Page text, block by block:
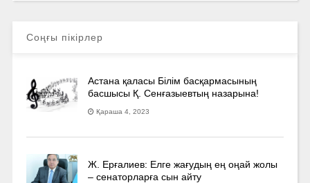
Соңғы пікірлер
Астана қаласы Білім басқармасының
басшысы Қ. Сенғазыевтың назарына!
Қараша 4, 2023
Ж. Ерғалиев: Елге жағудың ең оңай жолы
– сенаторларға сын айту